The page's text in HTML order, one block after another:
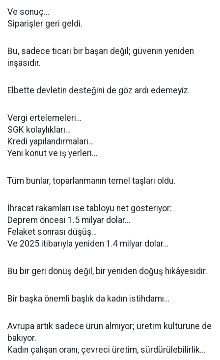
Ve sonuç…
Siparişler geri geldi.
Bu, sadece ticari bir başarı değil; güvenin yeniden
inşasıdır.
Elbette devletin desteğini de göz ardı edemeyiz.
Vergi ertelemeleri…
SGK kolaylıkları…
Kredi yapılandırmaları…
Yeni konut ve iş yerleri…
Tüm bunlar, toparlanmanın temel taşları oldu.
İhracat rakamları ise tabloyu net gösteriyor:
Deprem öncesi 1.5 milyar dolar…
Felaket sonrası düşüş…
Ve 2025 itibarıyla yeniden 1.4 milyar dolar…
Bu bir geri dönüş değil, bir yeniden doğuş hikâyesidir.
Bir başka önemli başlık da kadın istihdamı…
Avrupa artık sadece ürün almıyor; üretim kültürüne de
bakıyor.
Kadın çalışan oranı, çevreci üretim, sürdürülebilirlik…